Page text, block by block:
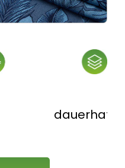
dauerhaft